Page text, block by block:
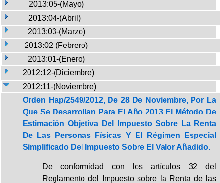
2013:05-(Mayo)
2013:04-(Abril)
2013:03-(Marzo)
2013:02-(Febrero)
2013:01-(Enero)
2012:12-(Diciembre)
2012:11-(Noviembre)
Orden Hap/2549/2012, De 28 De Noviembre, Por La
Que Se Desarrollan Para El Año 2013 El Método De
Estimación Objetiva Del Impuesto Sobre La Renta
De Las Personas Físicas Y El Régimen Especial
Simplificado Del Impuesto Sobre El Valor Añadido.
De conformidad con los artículos 32 del
Reglamento del Impuesto sobre la Renta de las